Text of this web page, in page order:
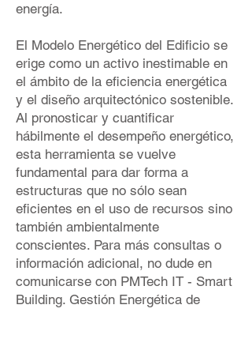
energía.
El Modelo Energético del Edificio se
erige como un activo inestimable en
el ámbito de la eficiencia energética
y el diseño arquitectónico sostenible.
Al pronosticar y cuantificar
hábilmente el desempeño energético,
esta herramienta se vuelve
fundamental para dar forma a
estructuras que no sólo sean
eficientes en el uso de recursos sino
también ambientalmente
conscientes. Para más consultas o
información adicional, no dude en
comunicarse con PMTech IT - Smart
Building. Gestión Energética de